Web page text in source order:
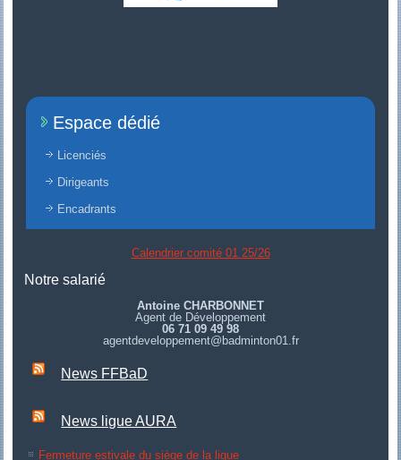
Espace dédié
Licenciés
Dirigeants
Encadrants
Calendrier comité 01 25/26
Notre salarié
Antoine CHARBONNET
Agent de Développement
06 71 09 49 98
agentdeveloppement@badminton01.fr
News FFBaD
News ligue AURA
Fermeture estivale du siège de la ligue